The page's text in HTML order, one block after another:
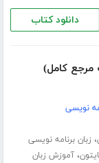
دانلود کتاب
نویسی
، زبان برنامه نویسی
،آموزش زبان